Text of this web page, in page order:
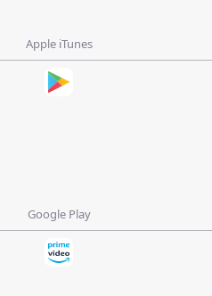
Apple iTunes
Google Play